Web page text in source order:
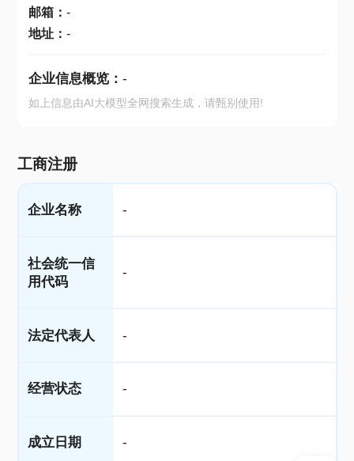
邮箱： -
地址： -
企业信息概览： -
如上信息由AI大模型全网搜索生成，请甄别使用!
工商注册
企业名称 -
社会统一信
用代码
-
法定代表人 -
经营状态 -
成立日期 -